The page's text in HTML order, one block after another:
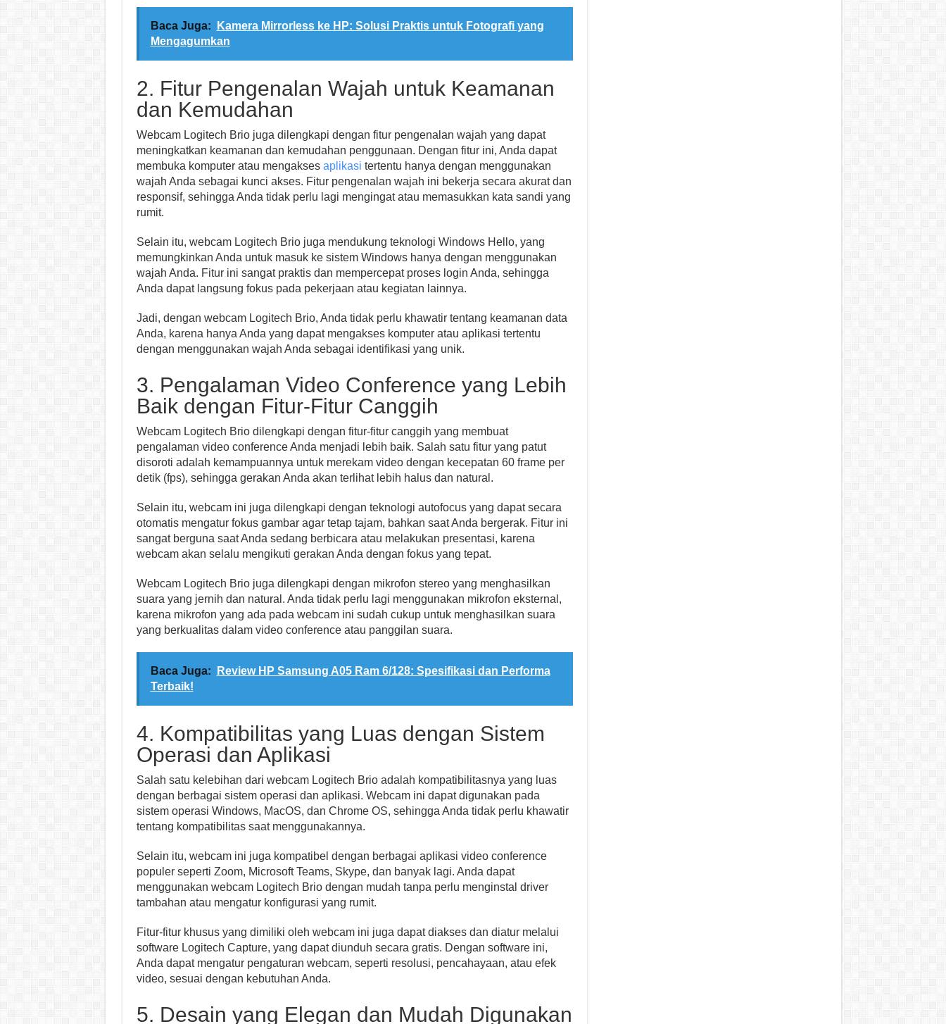
Baca Juga:
Kamera Mirrorless ke HP: Solusi Praktis untuk Fotografi yang
Mengagumkan
2. Fitur Pengenalan Wajah untuk Keamanan
dan Kemudahan
Webcam Logitech Brio juga dilengkapi dengan fitur pengenalan wajah yang dapat
meningkatkan keamanan dan kemudahan penggunaan. Dengan fitur ini, Anda dapat
membuka komputer atau mengakses aplikasi tertentu hanya dengan menggunakan
wajah Anda sebagai kunci akses. Fitur pengenalan wajah ini bekerja secara akurat dan
responsif, sehingga Anda tidak perlu lagi mengingat atau memasukkan kata sandi yang
rumit.
Selain itu, webcam Logitech Brio juga mendukung teknologi Windows Hello, yang
memungkinkan Anda untuk masuk ke sistem Windows hanya dengan menggunakan
wajah Anda. Fitur ini sangat praktis dan mempercepat proses login Anda, sehingga
Anda dapat langsung fokus pada pekerjaan atau kegiatan lainnya.
Jadi, dengan webcam Logitech Brio, Anda tidak perlu khawatir tentang keamanan data
Anda, karena hanya Anda yang dapat mengakses komputer atau aplikasi tertentu
dengan menggunakan wajah Anda sebagai identifikasi yang unik.
3. Pengalaman Video Conference yang Lebih
Baik dengan Fitur-Fitur Canggih
Webcam Logitech Brio dilengkapi dengan fitur-fitur canggih yang membuat
pengalaman video conference Anda menjadi lebih baik. Salah satu fitur yang patut
disoroti adalah kemampuannya untuk merekam video dengan kecepatan 60 frame per
detik (fps), sehingga gerakan Anda akan terlihat lebih halus dan natural.
Selain itu, webcam ini juga dilengkapi dengan teknologi autofocus yang dapat secara
otomatis mengatur fokus gambar agar tetap tajam, bahkan saat Anda bergerak. Fitur ini
sangat berguna saat Anda sedang berbicara atau melakukan presentasi, karena
webcam akan selalu mengikuti gerakan Anda dengan fokus yang tepat.
Webcam Logitech Brio juga dilengkapi dengan mikrofon stereo yang menghasilkan
suara yang jernih dan natural. Anda tidak perlu lagi menggunakan mikrofon eksternal,
karena mikrofon yang ada pada webcam ini sudah cukup untuk menghasilkan suara
yang berkualitas dalam video conference atau panggilan suara.
Baca Juga:
Review HP Samsung A05 Ram 6/128: Spesifikasi dan Performa
Terbaik!
4. Kompatibilitas yang Luas dengan Sistem
Operasi dan Aplikasi
Salah satu kelebihan dari webcam Logitech Brio adalah kompatibilitasnya yang luas
dengan berbagai sistem operasi dan aplikasi. Webcam ini dapat digunakan pada
sistem operasi Windows, MacOS, dan Chrome OS, sehingga Anda tidak perlu khawatir
tentang kompatibilitas saat menggunakannya.
Selain itu, webcam ini juga kompatibel dengan berbagai aplikasi video conference
populer seperti Zoom, Microsoft Teams, Skype, dan banyak lagi. Anda dapat
menggunakan webcam Logitech Brio dengan mudah tanpa perlu menginstal driver
tambahan atau mengatur konfigurasi yang rumit.
Fitur-fitur khusus yang dimiliki oleh webcam ini juga dapat diakses dan diatur melalui
software Logitech Capture, yang dapat diunduh secara gratis. Dengan software ini,
Anda dapat mengatur pengaturan webcam, seperti resolusi, pencahayaan, atau efek
video, sesuai dengan kebutuhan Anda.
5. Desain yang Elegan dan Mudah Digunakan